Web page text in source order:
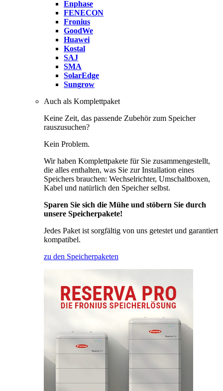
Enphase
FENECON
Fronius
GoodWe
Huawei
Kostal
SAJ
SMA
SolarEdge
Sungrow
Auch als Komplettpaket
Keine Zeit, das passende Zubehör zum Speicher
rauszusuchen?
Kein Problem.
Wir haben Komplettpakete für Sie zusammengestellt,
die alles enthalten, was Sie zur Installation eines
Speichers brauchen: Wechselrichter, Umschaltboxen,
Kabel und natürlich den Speicher selbst.
Sparen Sie sich die Mühe und stöbern Sie durch
unsere Speicherpakete!
Jedes Paket ist sorgfältig von uns getestet und garantiert
kompatibel.
zu den Speicherpaketen